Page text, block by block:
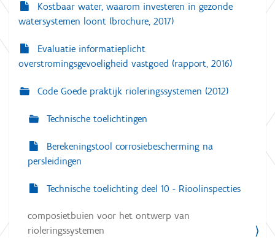
Kostbaar water, waarom investeren in gezonde
watersystemen loont (brochure, 2017)
Evaluatie informatieplicht
overstromingsgevoeligheid vastgoed (rapport, 2016)
Code Goede praktijk rioleringssystemen (2012)
Technische toelichtingen
Berekeningstool corrosiebescherming na
persleidingen
Technische toelichting deel 10 - Rioolinspecties
composietbuien voor het ontwerp van
rioleringssystemen